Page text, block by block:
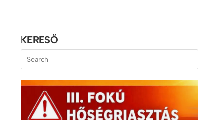
KERESŐ